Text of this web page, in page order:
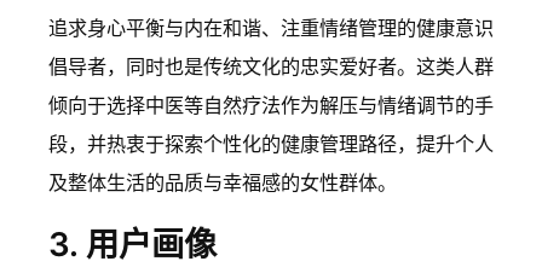
追求身心平衡与内在和谐、注重情绪管理的健康意识
倡导者，同时也是传统文化的忠实爱好者。这类人群
倾向于选择中医等自然疗法作为解压与情绪调节的手
段，并热衷于探索个性化的健康管理路径，提升个人
及整体生活的品质与幸福感的女性群体。
3. 用户画像